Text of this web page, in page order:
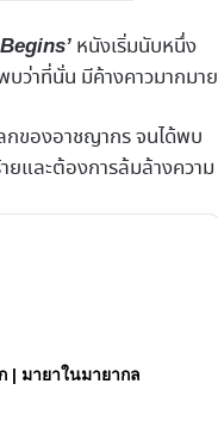
หนังเริ่มนับหนึ่ง
บว่าที่นั่น มีค้างคาวมากมาย
กของอาชญากร จนได้พบ
และต้องการล้มล้างความ
| มายาในมายากล